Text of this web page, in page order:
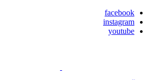
facebook
instagram
youtube